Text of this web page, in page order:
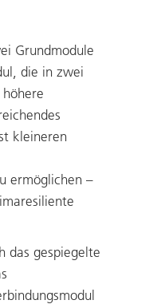
Grundmodule
die in zwei
kleineren
ermöglichen –
das gespiegelte